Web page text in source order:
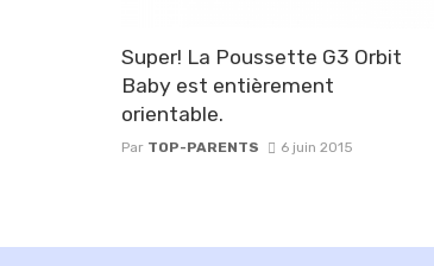
Super! La Poussette G3 Orbit
Baby est entièrement
orientable.
Par TOP-PARENTS 6 juin 2015